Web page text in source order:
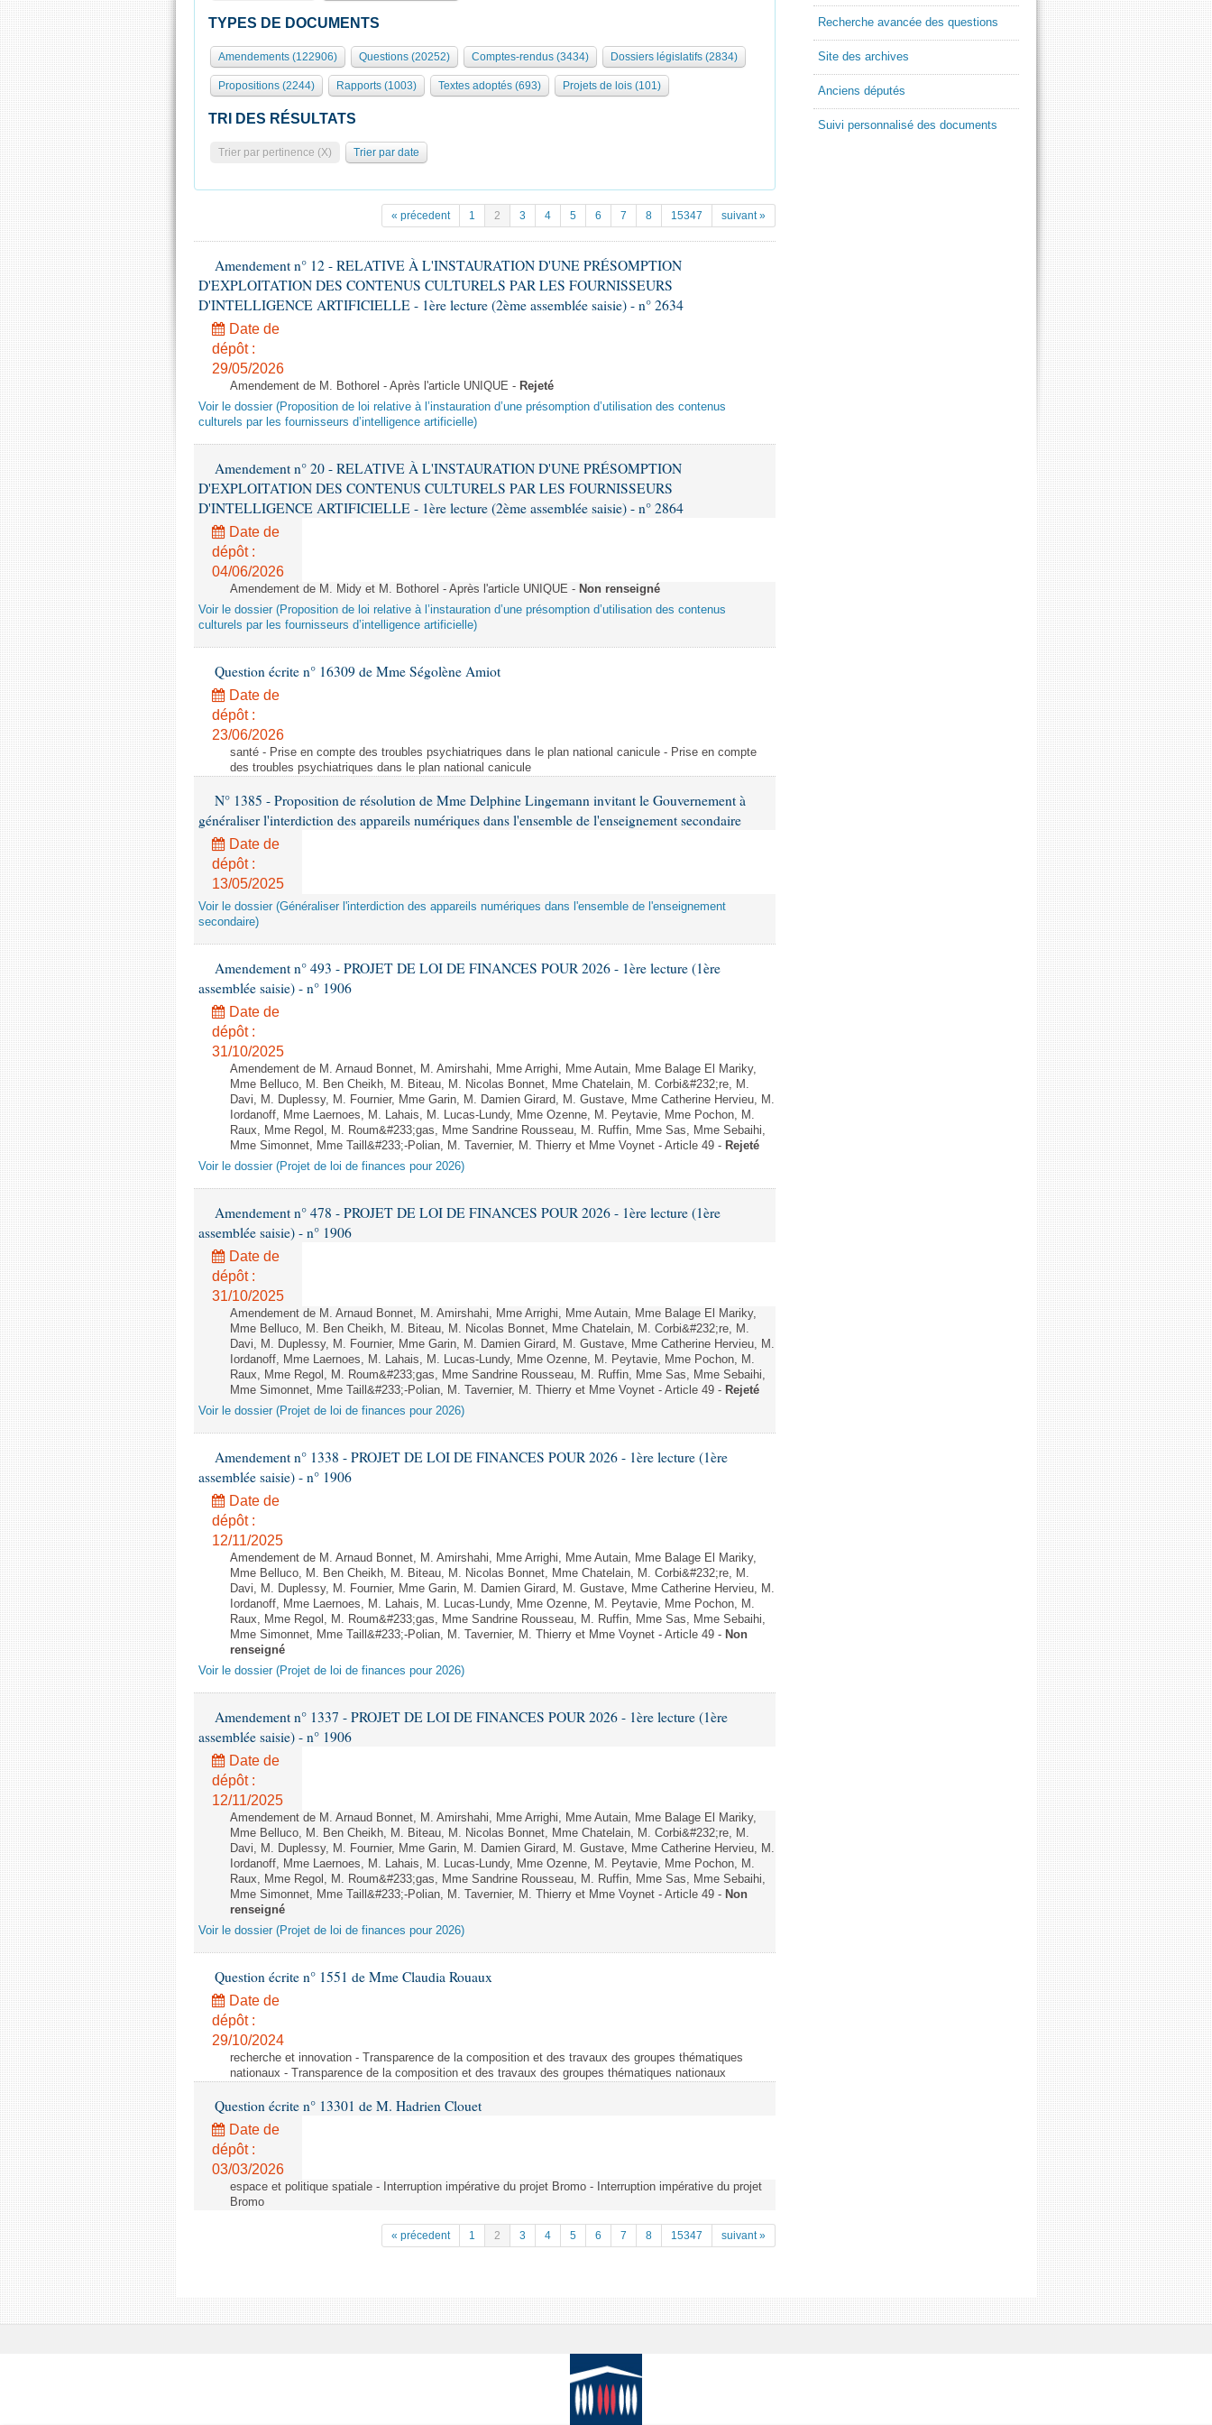
TYPES DE DOCUMENTS
Amendements (122906) Questions (20252) Comptes-rendus (3434) Dossiers législatifs (2834)
Propositions (2244) Rapports (1003) Textes adoptés (693) Projets de lois (101)
TRI DES RÉSULTATS
Trier par pertinence (X) Trier par date
« précedent 1 2 3 4 5 6 7 8 15347 suivant »
Amendement n° 12 - RELATIVE À L'INSTAURATION D'UNE PRÉSOMPTION
D'EXPLOITATION DES CONTENUS CULTURELS PAR LES FOURNISSEURS
D'INTELLIGENCE ARTIFICIELLE - 1ère lecture (2ème assemblée saisie) - n° 2634
Date de
dépôt :
29/05/2026
Amendement de M. Bothorel - Après l'article UNIQUE - Rejeté
Voir le dossier (Proposition de loi relative à l’instauration d’une présomption d’utilisation des contenus
culturels par les fournisseurs d’intelligence artificielle)
Amendement n° 20 - RELATIVE À L'INSTAURATION D'UNE PRÉSOMPTION
D'EXPLOITATION DES CONTENUS CULTURELS PAR LES FOURNISSEURS
D'INTELLIGENCE ARTIFICIELLE - 1ère lecture (2ème assemblée saisie) - n° 2864
Date de
dépôt :
04/06/2026
Amendement de M. Midy et M. Bothorel - Après l'article UNIQUE - Non renseigné
Voir le dossier (Proposition de loi relative à l’instauration d’une présomption d’utilisation des contenus
culturels par les fournisseurs d’intelligence artificielle)
Question écrite n° 16309 de Mme Ségolène Amiot
Date de
dépôt :
23/06/2026
santé - Prise en compte des troubles psychiatriques dans le plan national canicule - Prise en compte
des troubles psychiatriques dans le plan national canicule
N° 1385 - Proposition de résolution de Mme Delphine Lingemann invitant le Gouvernement à
généraliser l'interdiction des appareils numériques dans l'ensemble de l'enseignement secondaire
Date de
dépôt :
13/05/2025
Voir le dossier (Généraliser l'interdiction des appareils numériques dans l'ensemble de l'enseignement
secondaire)
Amendement n° 493 - PROJET DE LOI DE FINANCES POUR 2026 - 1ère lecture (1ère
assemblée saisie) - n° 1906
Date de
dépôt :
31/10/2025
Amendement de M. Arnaud Bonnet, M. Amirshahi, Mme Arrighi, Mme Autain, Mme Balage El Mariky,
Mme Belluco, M. Ben Cheikh, M. Biteau, M. Nicolas Bonnet, Mme Chatelain, M. Corbi&#232;re, M.
Davi, M. Duplessy, M. Fournier, Mme Garin, M. Damien Girard, M. Gustave, Mme Catherine Hervieu, M.
Iordanoff, Mme Laernoes, M. Lahais, M. Lucas-Lundy, Mme Ozenne, M. Peytavie, Mme Pochon, M.
Raux, Mme Regol, M. Roum&#233;gas, Mme Sandrine Rousseau, M. Ruffin, Mme Sas, Mme Sebaihi,
Mme Simonnet, Mme Taill&#233;-Polian, M. Tavernier, M. Thierry et Mme Voynet - Article 49 - Rejeté
Voir le dossier (Projet de loi de finances pour 2026)
Amendement n° 478 - PROJET DE LOI DE FINANCES POUR 2026 - 1ère lecture (1ère
assemblée saisie) - n° 1906
Date de
dépôt :
31/10/2025
Amendement de M. Arnaud Bonnet, M. Amirshahi, Mme Arrighi, Mme Autain, Mme Balage El Mariky,
Mme Belluco, M. Ben Cheikh, M. Biteau, M. Nicolas Bonnet, Mme Chatelain, M. Corbi&#232;re, M.
Davi, M. Duplessy, M. Fournier, Mme Garin, M. Damien Girard, M. Gustave, Mme Catherine Hervieu, M.
Iordanoff, Mme Laernoes, M. Lahais, M. Lucas-Lundy, Mme Ozenne, M. Peytavie, Mme Pochon, M.
Raux, Mme Regol, M. Roum&#233;gas, Mme Sandrine Rousseau, M. Ruffin, Mme Sas, Mme Sebaihi,
Mme Simonnet, Mme Taill&#233;-Polian, M. Tavernier, M. Thierry et Mme Voynet - Article 49 - Rejeté
Voir le dossier (Projet de loi de finances pour 2026)
Amendement n° 1338 - PROJET DE LOI DE FINANCES POUR 2026 - 1ère lecture (1ère
assemblée saisie) - n° 1906
Date de
dépôt :
12/11/2025
Amendement de M. Arnaud Bonnet, M. Amirshahi, Mme Arrighi, Mme Autain, Mme Balage El Mariky,
Mme Belluco, M. Ben Cheikh, M. Biteau, M. Nicolas Bonnet, Mme Chatelain, M. Corbi&#232;re, M.
Davi, M. Duplessy, M. Fournier, Mme Garin, M. Damien Girard, M. Gustave, Mme Catherine Hervieu, M.
Iordanoff, Mme Laernoes, M. Lahais, M. Lucas-Lundy, Mme Ozenne, M. Peytavie, Mme Pochon, M.
Raux, Mme Regol, M. Roum&#233;gas, Mme Sandrine Rousseau, M. Ruffin, Mme Sas, Mme Sebaihi,
Mme Simonnet, Mme Taill&#233;-Polian, M. Tavernier, M. Thierry et Mme Voynet - Article 49 - Non
renseigné
Voir le dossier (Projet de loi de finances pour 2026)
Amendement n° 1337 - PROJET DE LOI DE FINANCES POUR 2026 - 1ère lecture (1ère
assemblée saisie) - n° 1906
Date de
dépôt :
12/11/2025
Amendement de M. Arnaud Bonnet, M. Amirshahi, Mme Arrighi, Mme Autain, Mme Balage El Mariky,
Mme Belluco, M. Ben Cheikh, M. Biteau, M. Nicolas Bonnet, Mme Chatelain, M. Corbi&#232;re, M.
Davi, M. Duplessy, M. Fournier, Mme Garin, M. Damien Girard, M. Gustave, Mme Catherine Hervieu, M.
Iordanoff, Mme Laernoes, M. Lahais, M. Lucas-Lundy, Mme Ozenne, M. Peytavie, Mme Pochon, M.
Raux, Mme Regol, M. Roum&#233;gas, Mme Sandrine Rousseau, M. Ruffin, Mme Sas, Mme Sebaihi,
Mme Simonnet, Mme Taill&#233;-Polian, M. Tavernier, M. Thierry et Mme Voynet - Article 49 - Non
renseigné
Voir le dossier (Projet de loi de finances pour 2026)
Question écrite n° 1551 de Mme Claudia Rouaux
Date de
dépôt :
29/10/2024
recherche et innovation - Transparence de la composition et des travaux des groupes thématiques
nationaux - Transparence de la composition et des travaux des groupes thématiques nationaux
Question écrite n° 13301 de M. Hadrien Clouet
Date de
dépôt :
03/03/2026
espace et politique spatiale - Interruption impérative du projet Bromo - Interruption impérative du projet
Bromo
« précedent 1 2 3 4 5 6 7 8 15347 suivant »
Recherche avancée des questions
Site des archives
Anciens députés
Suivi personnalisé des documents